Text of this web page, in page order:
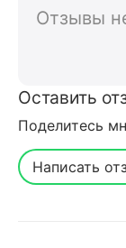
Отзывы
Оставить
Поделитесь
Написать